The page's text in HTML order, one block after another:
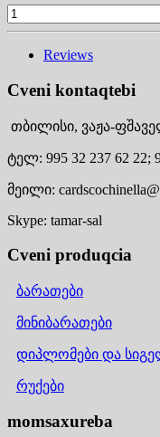
Reviews
Cveni kontaqtebi
თბილისი, ვაჟა-
ტელ: 995 32 237 62 22;
მეილი:
Skype: tamar-sal
Cveni produqcia
ბარათები
მინიბარათები
დიპლომები და
რუქები
momsaxureba